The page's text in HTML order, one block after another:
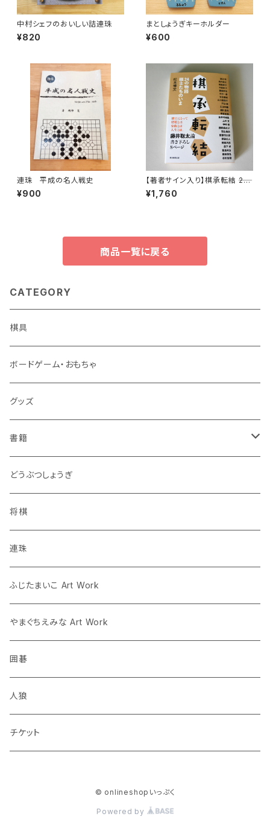
中村シェフのおいしい詰連珠
¥820
まとしょうぎキーホルダー
¥600
連珠 平成の名人戦史
¥900
【著者サイン入り】棋承転結 ――24
の物語 棋士たちのいま
¥1,760
商品一覧に戻る
CATEGORY
棋具
ボードゲーム・おもちゃ
グッズ
書籍
連珠
ツイクスト
将棋
囲碁
人狼
どうぶつしょうぎ
将棋
連珠
ふじたまいこ Art Work
やまぐちえみな Art Work
囲碁
人狼
チケット
© onlineshopいっぷく
Powered by